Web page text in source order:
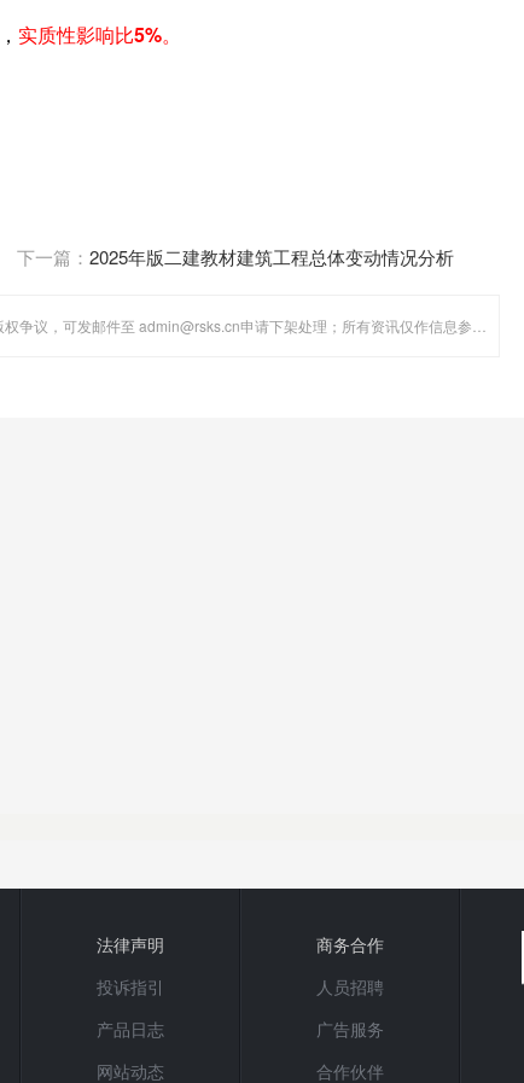
， 实质性影响比5%。
下一篇： 2025年版二建教材建筑工程总体变动情况分析
法律声明
投诉指引
产品日志
网站动态
商务合作
人员招聘
广告服务
合作伙伴